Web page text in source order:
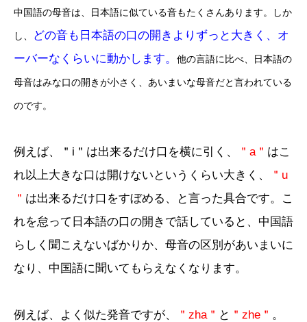
中国語の母音は、日本語に似ている音もたくさんあります。しか
し、
どの音も日本語の口の開きよりずっと大きく、オ
ーバーなくらいに動かします。 他の言語に比べ、日本語の
母音はみな口の開きが小さく、あいまいな母音だと言われている
のです。
例えば、＂i＂は出来るだけ口を横に引く、 ＂a＂ はこ
れ以上大きな口は開けないというくらい大きく、
＂u
＂ は出来るだけ口をすぼめる、と言った具合です。こ
れを怠って日本語の口の開きで話していると、中国語
らしく聞こえないばかりか、母音の区別があいまいに
なり、中国語に聞いてもらえなくなります。
例えば、よく似た発音ですが、 ＂zha＂ と ＂zhe＂ 。